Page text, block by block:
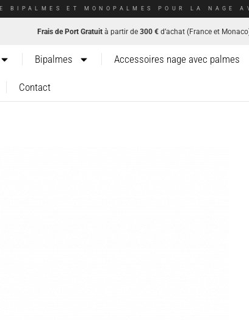
BIPALMES ET MONOPALMES POUR LA NAGE
Frais de Port Gratuit à partir de300 € d’achat (France et
Bipalmes Accessoires nage avec palmes
Contact